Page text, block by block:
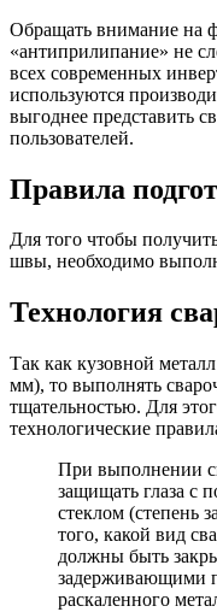
Обращать внимание на
«антиприлипание» не
всех современных
используются
выгоднее представить
пользователей.
Правила
Для того чтобы
швы, необходимо
Технология
Так как кузовной
мм), то выполнять
тщательностью. Для
технологические
При выполнении
защищать глаза с
стеклом (степень
того, какой вид
должны быть
задерживающими
раскаленного